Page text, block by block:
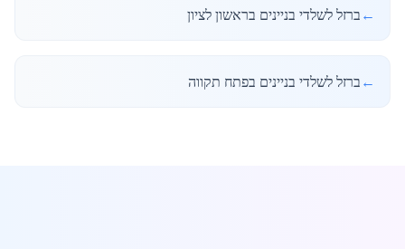
← ברזל לשלדי בניינים בראשון לציון
← ברזל לשלדי בניינים בפתח תקווה